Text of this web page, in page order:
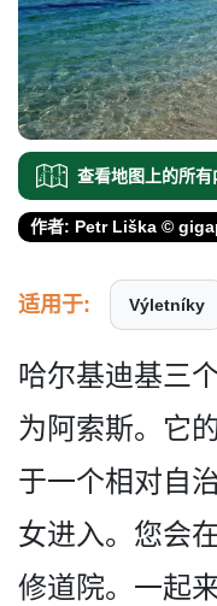
查看地图上的所有
作者: Petr Liška ©
适用于: Výletníky
哈尔基迪基三
为阿索斯。它
于一个­相对自
女进入。您会
修道院。一起